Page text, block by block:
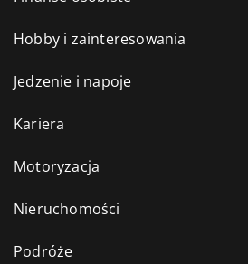
Hobby i zainteresowania
Jedzenie i napoje
Kariera
Motoryzacja
Nieruchomości
Podróże